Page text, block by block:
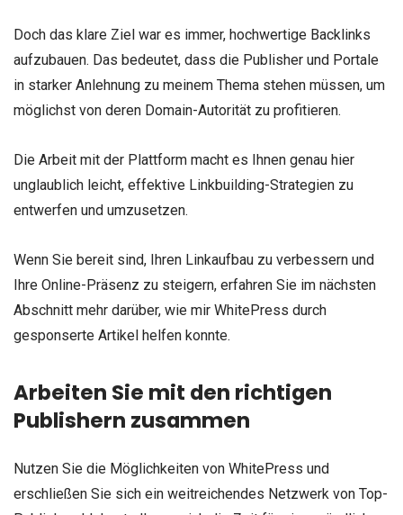
Doch das klare Ziel war es immer, hochwertige Backlinks
aufzubauen. Das bedeutet, dass die Publisher und Portale
in starker Anlehnung zu meinem Thema stehen müssen, um
möglichst von deren Domain-Autorität zu profitieren.
Die Arbeit mit der Plattform macht es Ihnen genau hier
unglaublich leicht, effektive Linkbuilding-Strategien zu
entwerfen und umzusetzen.
Wenn Sie bereit sind, Ihren Linkaufbau zu verbessern und
Ihre Online-Präsenz zu steigern, erfahren Sie im nächsten
Abschnitt mehr darüber, wie mir WhitePress durch
gesponserte Artikel helfen konnte.
Arbeiten Sie mit den richtigen
Publishern zusammen
Nutzen Sie die Möglichkeiten von WhitePress und
erschließen Sie sich ein weitreichendes Netzwerk von Top-